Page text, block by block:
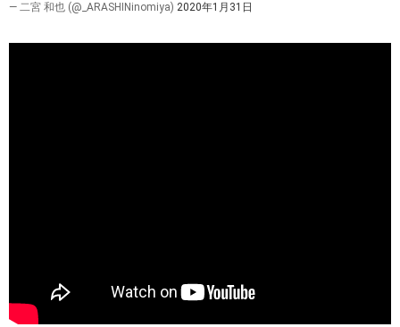
— 二宮 和也 (@_ARASHINinomiya) 2020年1月31日